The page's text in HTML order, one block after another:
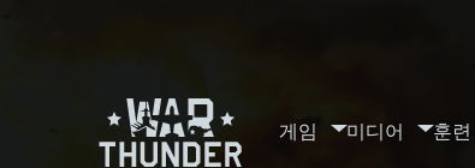
게임 미디어 훈련